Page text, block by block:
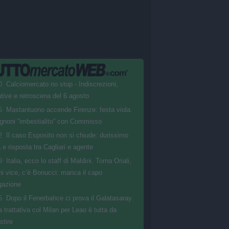
Calciomercato no stop - Indiscrezioni,
e retroscena del 6 agosto
Mastantuono accende Firenze: festa viola.
“imbestialito” con Commisso
Il caso Esposito non si chiude: durissimo
e risposta tra Cagliari e agente
Italia, ecco lo staff di Maldini. Torna Oriali,
vice, c’è Bonucci: manca il capo
Dopo il Fenerbahce ci prova il Galatasaray.
trattativa col Milan per Leao è tutta da